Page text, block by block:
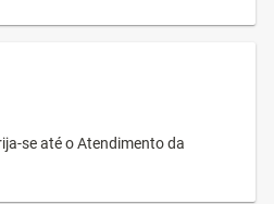
se até o Atendimento da